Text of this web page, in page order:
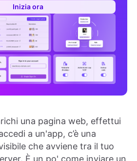
Inizia ora
una pagina web, effettui
a un'app, c’è una
che avviene tra il tuo